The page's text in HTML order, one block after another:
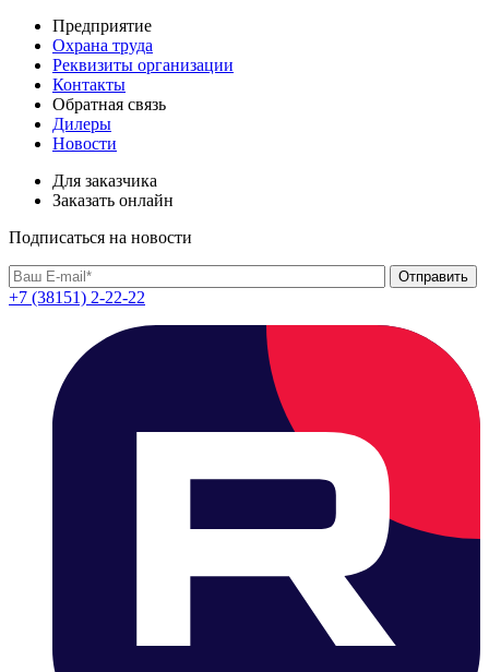
Предприятие
Охрана труда
Реквизиты организации
Контакты
Обратная связь
Дилеры
Новости
Для заказчика
Заказать онлайн
Подписаться на новости
+7 (38151) 2-22-22